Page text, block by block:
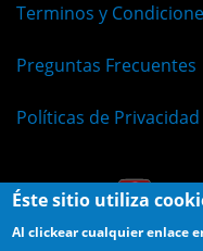
Terminos y
Preguntas Frecuentes
Políticas de Privacidad
Éste sitio utiliza
Al clickear cualquier enlace